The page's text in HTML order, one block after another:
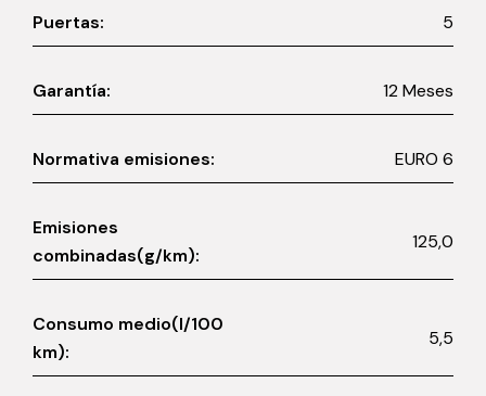
Puertas: 5
Garantía: 12 Meses
Normativa emisiones: EURO 6
Emisiones
combinadas(g/km):
125,0
Consumo medio(l/100
km):
5,5